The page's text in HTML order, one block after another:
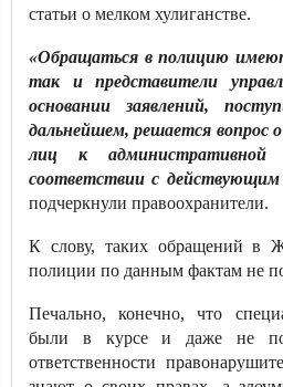
статьи о мелком хулиганстве.
«Обращаться в полицию
так и представители
основании заявлений,
дальнейшем, решается вопрос
лиц к административной
соответствии с действующим
подчеркнули правоохранители.
К слову, таких обращений в
полиции по данным фактам не
Печально, конечно, что
были в курсе и даже не
ответственности